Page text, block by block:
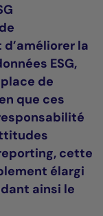
la
ESG,
de
que ces
cette
élargi
ainsi le